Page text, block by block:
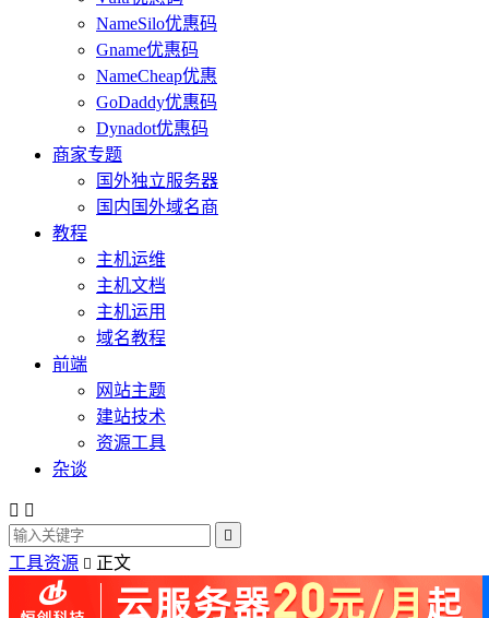
NameSilo优惠码
Gname优惠码
NameCheap优惠
GoDaddy优惠码
Dynadot优惠码
商家专题
国外独立服务器
国内国外域名商
教程
主机运维
主机文档
主机运用
域名教程
前端
网站主题
建站技术
资源工具
杂谈
 

工具资源  正文